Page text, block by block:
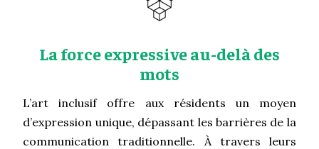
La force expressive au-delà des
mots
L’art inclusif offre aux résidents un moyen
d’expression unique, dépassant les barrières de la
communication traditionnelle. À travers leurs